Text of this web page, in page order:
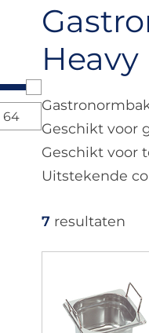
Geschikt voor
Geschikt voor
Uitstekende
7 resultaten